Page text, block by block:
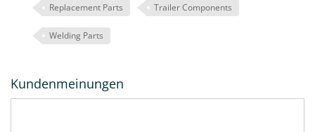
Replacement Parts Trailer Components
Welding Parts
Kundenmeinungen